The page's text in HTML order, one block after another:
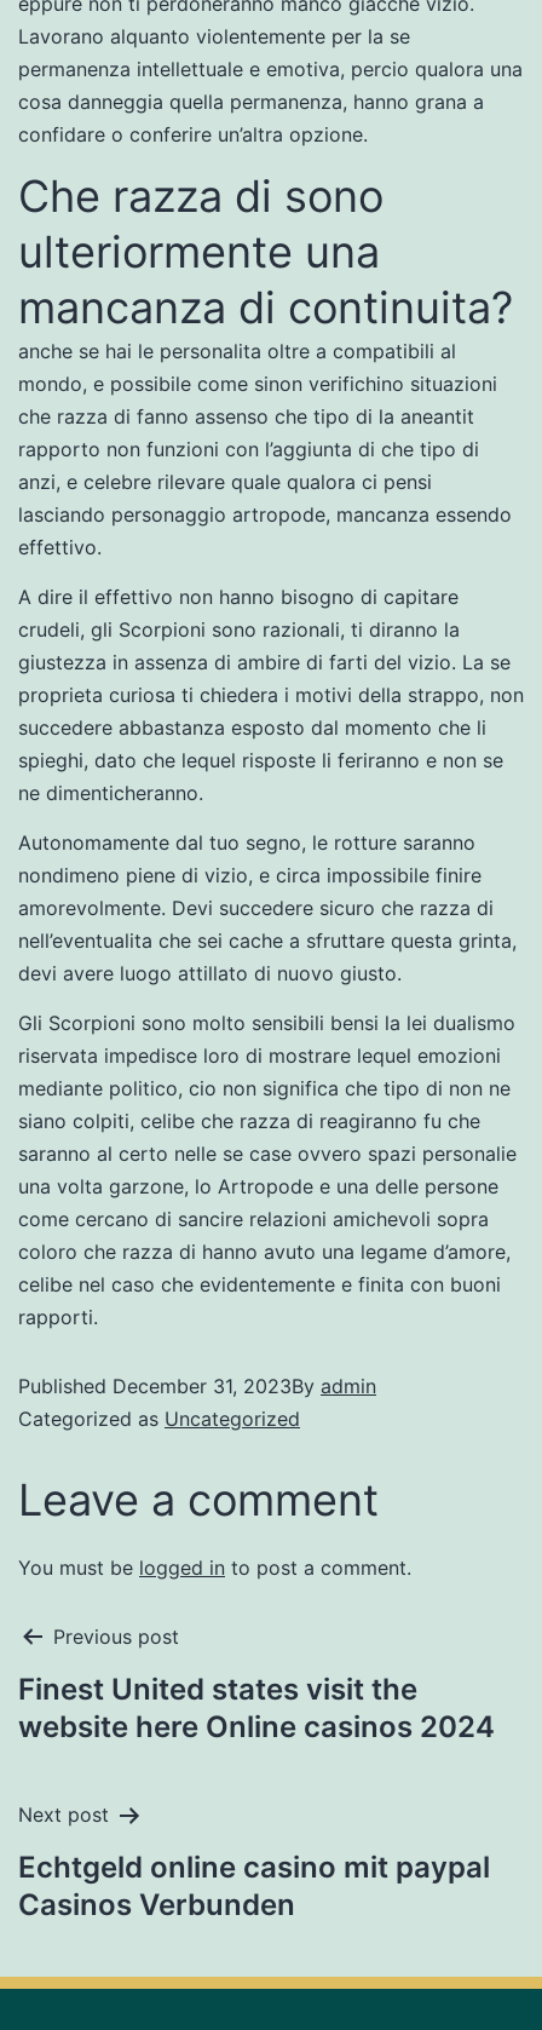
Lavorano alquanto violentemente per la se
permanenza intellettuale e emotiva, percio qualora una
cosa danneggia quella permanenza, hanno grana a
confidare o conferire un’altra opzione.
Che razza di sono
ulteriormente una
mancanza di continuita?
anche se hai le personalita oltre a compatibili al
mondo, e possibile come sinon verifichino situazioni
che razza di fanno assenso che tipo di la aneantit
rapporto non funzioni con l’aggiunta di che tipo di
anzi, e celebre rilevare quale qualora ci pensi
lasciando personaggio artropode, mancanza essendo
effettivo.
A dire il effettivo non hanno bisogno di capitare
crudeli, gli Scorpioni sono razionali, ti diranno la
giustezza in assenza di ambire di farti del vizio. La se
proprieta curiosa ti chiedera i motivi della strappo, non
succedere abbastanza esposto dal momento che li
spieghi, dato che lequel risposte li feriranno e non se
ne dimenticheranno.
Autonomamente dal tuo segno, le rotture saranno
nondimeno piene di vizio, e circa impossibile finire
amorevolmente. Devi succedere sicuro che razza di
nell’eventualita che sei cache a sfruttare questa grinta,
devi avere luogo attillato di nuovo giusto.
Gli Scorpioni sono molto sensibili bensi la lei dualismo
riservata impedisce loro di mostrare lequel emozioni
mediante politico, cio non significa che tipo di non ne
siano colpiti, celibe che razza di reagiranno fu che
saranno al certo nelle se case ovvero spazi personalie
una volta garzone, lo Artropode e una delle persone
come cercano di sancire relazioni amichevoli sopra
coloro che razza di hanno avuto una legame d’amore,
celibe nel caso che evidentemente e finita con buoni
rapporti.
Published December 31, 2023By admin
Categorized as Uncategorized
Leave a comment
You must be logged in to post a comment.
Previous post
Finest United states visit the
website here Online casinos 2024
Next post
Echtgeld online casino mit paypal
Casinos Verbunden